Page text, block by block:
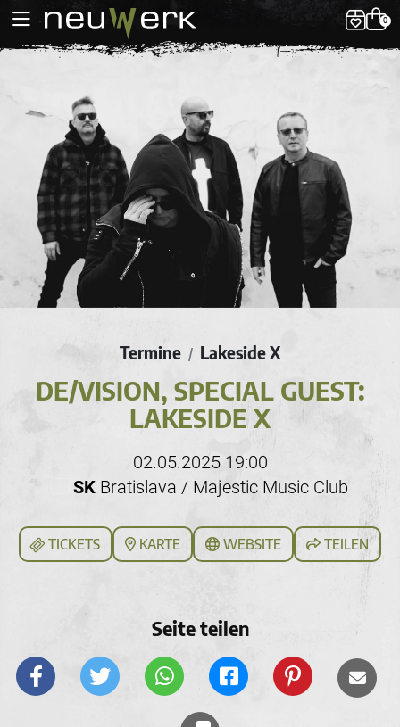
0
Termine / Lakeside X
DE/VISION, SPECIAL GUEST:
LAKESIDE X
02.05.2025 19:00
SK Bratislava / Majestic Music Club
TICKETS KARTE WEBSITE TEILEN
Seite teilen